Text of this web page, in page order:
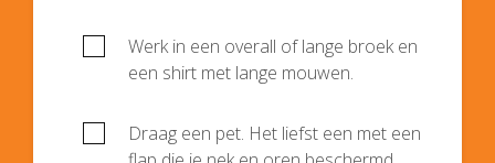
Werk in een overall of lange broek en
een shirt met lange mouwen.
Draag een pet. Het liefst een met een